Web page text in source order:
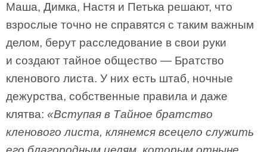
Маша, Димка, Настя и Петька решают, что
взрослые точно не справятся с таким важным
делом, берут расследование в свои руки
и создают тайное общество — Братство
кленового листа. У них есть штаб, ночные
дежурства, собственные правила и даже
клятва: «Вступая в Тайное братство
кленового листа, клянемся всецело служить